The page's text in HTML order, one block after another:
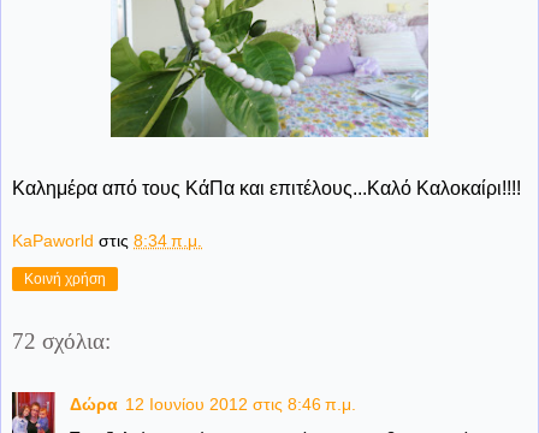
Καλημέρα από τους ΚάΠα και επιτέλους...Καλό Καλοκαίρι!!!!
KaPaworld στις 8:34 π.μ.
Κοινή χρήση
72 σχόλια:
Δώρα 12 Ιουνίου 2012 στις 8:46 π.μ.